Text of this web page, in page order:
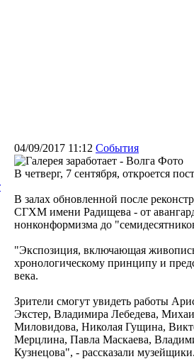
04/09/2017 11:12 События
В четверг, 7 сентября, откроется
В залах обновленной после
СГХМ имени Радищева - от
нонконформизма до
"Экспозиция, включающая
хронологическому принципу и
века.
Зрители смогут увидеть работы
Экстер, Владимира Лебедева,
Миловидова, Николая Гущина,
Мерцлина, Павла Маскаева,
Кузнецова", - рассказали музейщики.